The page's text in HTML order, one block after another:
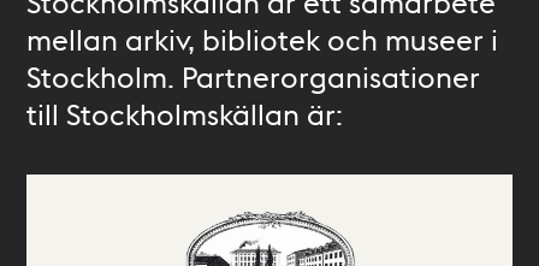
mellan arkiv, bibliotek och museer i
Stockholm. Partnerorganisationer
till Stockholmskällan är: